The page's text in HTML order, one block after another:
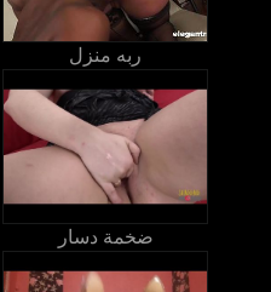
ربه منزل
ضخمة دسار